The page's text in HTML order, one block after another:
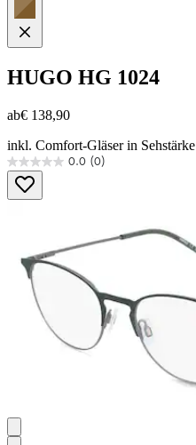
HUGO HG 1024
ab€ 138,90
inkl. Comfort-Gläser in Sehstärke
0.0 (0)
0.0
von
5